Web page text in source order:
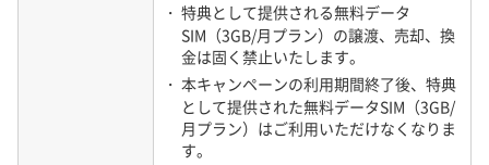
ナー回線エリア（海外）の通信速度
が最大128kbpsに制限されます。
・ 海外ローミングのデータ通信容量
は、ご契約により異なる場合があり
ます。
・ 詳細については、「ご契約内容のご
案内」をご確認ください。
・ 特典として提供される無料データ
SIM（3GB/月プラン）の譲渡、売却、換
金は固く禁止いたします。
・ 本キャンペーンの利用期間終了後、特典
として提供された無料データSIM（3GB/
月プラン）はご利用いただけなくなりま
す。